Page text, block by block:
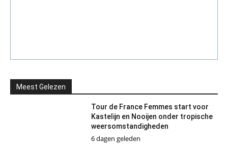
Meest Gelezen
Tour de France Femmes start voor
Kastelijn en Nooijen onder tropische
weersomstandigheden
6 dagen geleden